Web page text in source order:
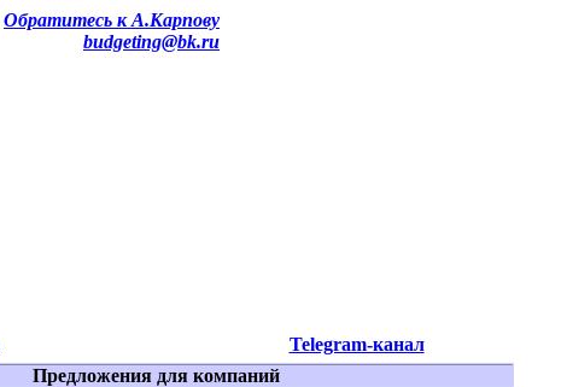
Обратитесь к А.Карпову
budgeting@bk.ru
Telegram-канал
Предложения для компаний